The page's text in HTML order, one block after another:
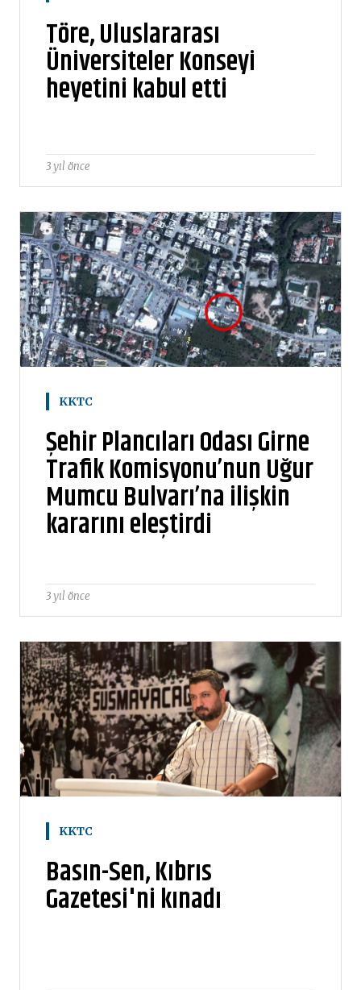
Töre, Uluslararası
Üniversiteler Konseyi
heyetini kabul etti
3 yıl önce
KKTC
Şehir Plancıları Odası Girne
Trafik Komisyonu’nun Uğur
Mumcu Bulvarı’na ilişkin
kararını eleştirdi
3 yıl önce
KKTC
Basın-Sen, Kıbrıs
Gazetesi'ni kınadı